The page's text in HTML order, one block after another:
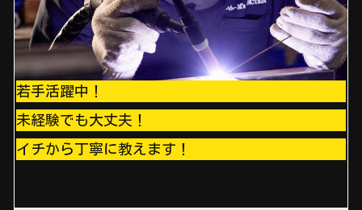
若手活躍中！
未経験でも大丈夫！
イチから丁寧に教えます！